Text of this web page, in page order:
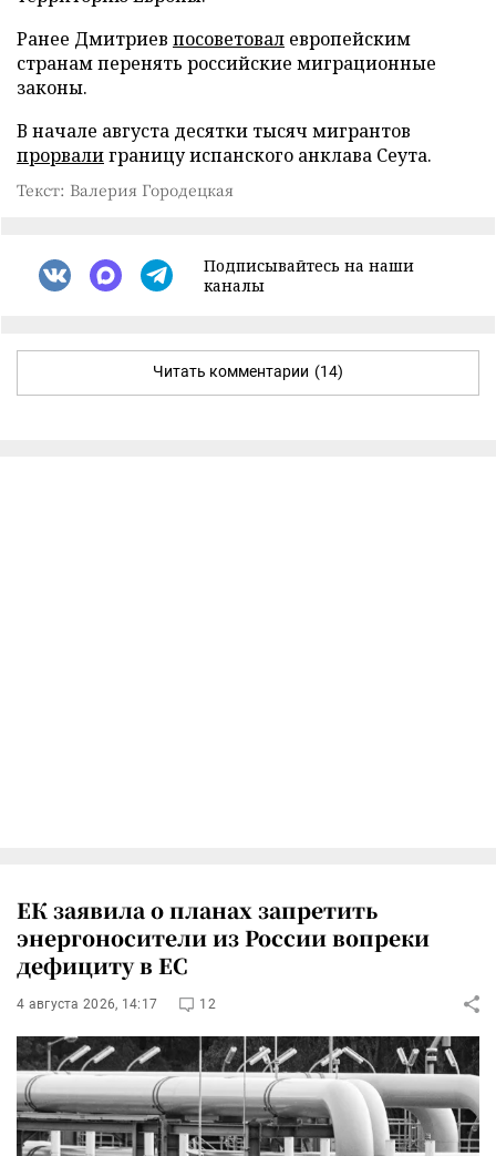
Ранее Дмитриев посоветовал европейским
странам перенять российские миграционные
законы.
В начале августа десятки тысяч мигрантов
прорвалиграницу испанского анклава Сеута.
Текст: Валерия Городецкая
Подписывайтесь на наши
каналы
Читать комментарии (14)
ЕК заявила о планах запретить
энергоносители из России вопреки
дефициту в ЕС
4 августа 2026, 14:17 12